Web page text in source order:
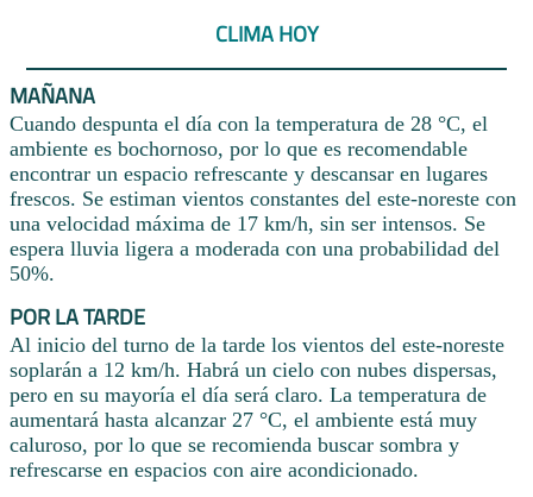
CLIMA HOY
MAÑANA
Cuando despunta el día con la temperatura de 28 °C, el
ambiente es bochornoso, por lo que es recomendable
encontrar un espacio refrescante y descansar en lugares
frescos. Se estiman vientos constantes del este-noreste con
una velocidad máxima de 17 km/h, sin ser intensos. Se
espera lluvia ligera a moderada con una probabilidad del
50%.
POR LA TARDE
Al inicio del turno de la tarde los vientos del este-noreste
soplarán a 12 km/h. Habrá un cielo con nubes dispersas,
pero en su mayoría el día será claro. La temperatura de
aumentará hasta alcanzar 27 °C, el ambiente está muy
caluroso, por lo que se recomienda buscar sombra y
refrescarse en espacios con aire acondicionado.